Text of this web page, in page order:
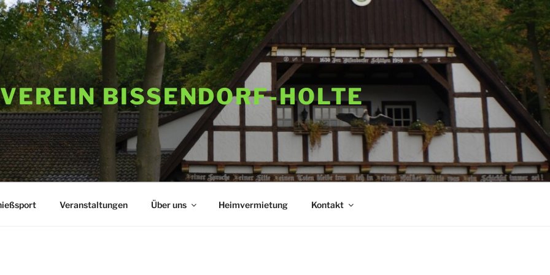
BISSENDORF-HOLTE
Veranstaltungen Über uns Heimvermietung Kontakt